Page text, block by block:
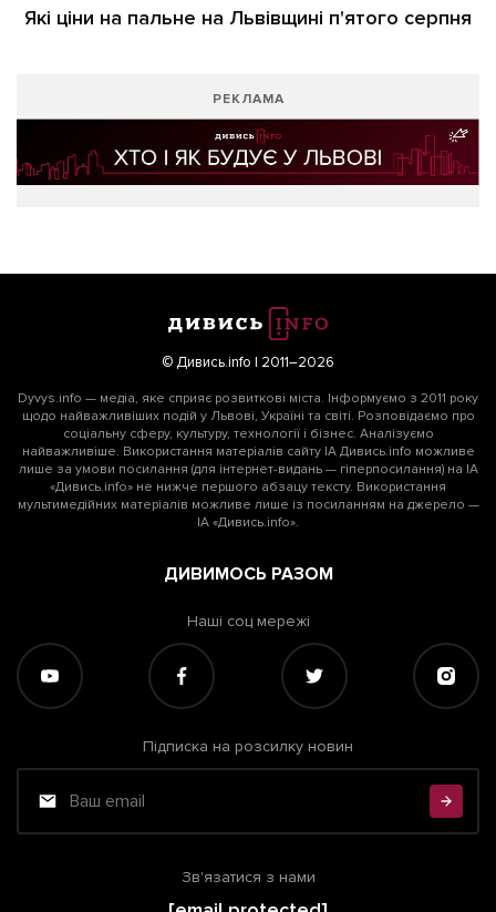
Які ціни на пальне на Львівщині п'ятого серпня
РЕКЛАМА
© Дивись.info | 2011–2026
Dyvys.info — медіа, яке сприяє розвиткові міста. Інформуємо з 2011 року
щодо найважливіших подій у Львові, Україні та світі. Розповідаємо про
соціальну сферу, культуру, технології і бізнес. Аналізуємо
найважливіше. Використання матеріалів сайту ІА Дивись.info можливе
лише за умови посилання (для інтернет-видань — гіперпосилання) на ІА
«Дивись.info» не нижче першого абзацу тексту. Використання
мультимедійних матеріалів можливе лише із посиланням на джерело —
ІА «Дивись.info».
ДИВИМОСЬ РАЗОМ
Наші соц мережі
Підписка на розсилку новин
Зв'язатися з нами